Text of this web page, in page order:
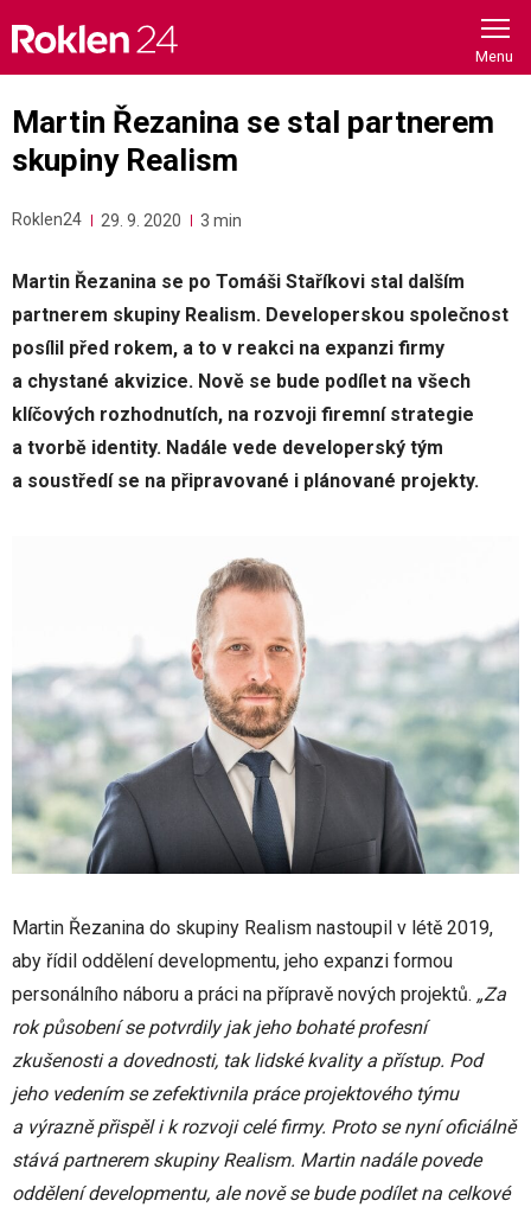
content
Martin Řezanina se stal partnerem
skupiny Realism
Roklen24 29. 9. 2020 3 min
Martin Řezanina se po Tomáši Staříkovi stal dalším
partnerem skupiny Realism. Developerskou společnost
posílil před rokem, a to v reakci na expanzi firmy
a chystané akvizice. Nově se bude podílet na všech
klíčových rozhodnutích, na rozvoji firemní strategie
a tvorbě identity. Nadále vede developerský tým
a soustředí se na připravované i plánované projekty.
Martin Řezanina do skupiny Realism nastoupil v létě 2019,
aby řídil oddělení developmentu, jeho expanzi formou
personálního náboru a práci na přípravě nových projektů. „Za
rok působení se potvrdily jak jeho bohaté profesní
zkušenosti a dovednosti, tak lidské kvality a přístup. Pod
jeho vedením se zefektivnila práce projektového týmu
a výrazně přispěl i k rozvoji celé firmy. Proto se nyní oficiálně
stává partnerem skupiny Realism. Martin nadále povede
oddělení developmentu, ale nově se bude podílet na celkové